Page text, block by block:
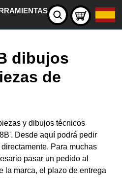
dibujos
de
y dibujos técnicos
Desde aquí podrá pedir
Para muchas
pasar un pedido al
la marca, el plazo de entrega